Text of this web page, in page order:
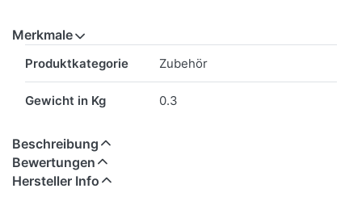
Merkmale
Produktkategorie Zubehör
Gewicht in Kg 0.3
Beschreibung
Bewertungen
Hersteller Info